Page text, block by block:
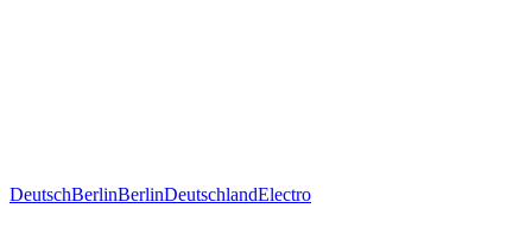
DeutschBerlinBerlinDeutschlandElectro